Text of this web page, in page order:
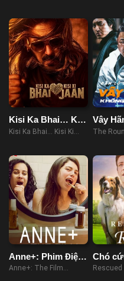
Kisi Ka Bhai… Kisi
Ki Jaan
Kisi Ka Bhai... Kisi Ki
Vây
Lối
The
Anne+: Phim Điện
Ảnh
Anne+: The Film
Chó
Rescued